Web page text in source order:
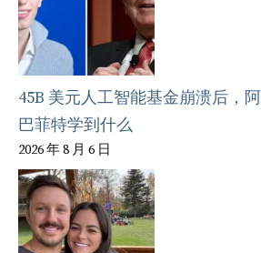
45B 美元人工智能基金崩溃后，
巴菲特学到什么
2026 年 8 月 6 日